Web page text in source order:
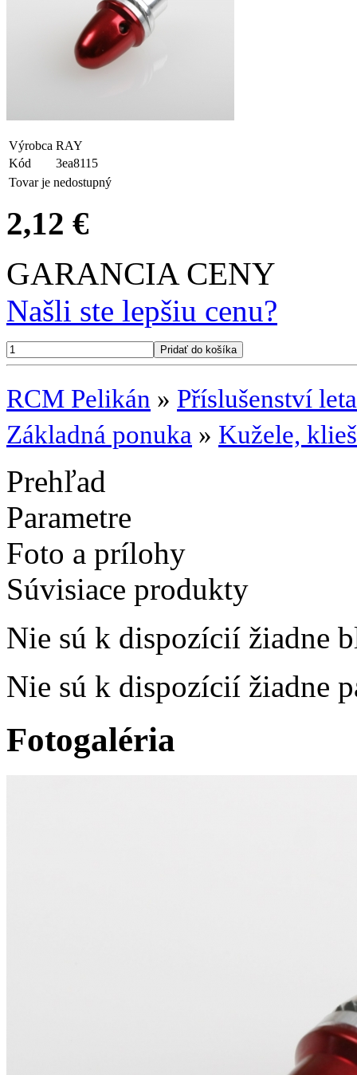
Výrobca RAY
Kód
3ea8115
Tovar je nedostupný
2,12 €
GARANCIA CENY
Našli ste lepšiu cenu?
RCM Pelikán » Příslušenství
Základná ponuka » Kužele,
Prehľad
Parametre
Foto a prílohy
Súvisiace produkty
Nie sú k dispozícií žiadne
Nie sú k dispozícií žiadne
Fotogaléria